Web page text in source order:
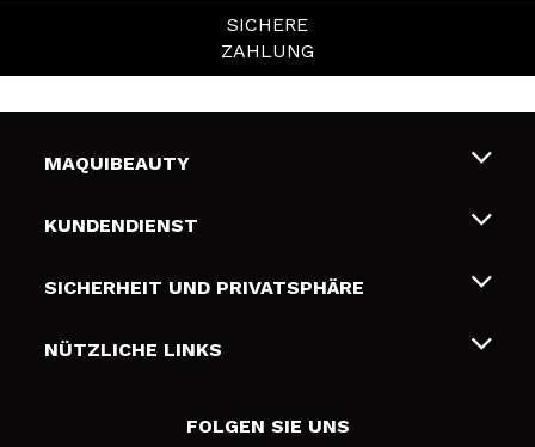
SICHERE
ZAHLUNG
MAQUIBEAUTY
Über uns
Geschenkkarten
KUNDENDIENST
Liefer- und Versandkosten
Zahlung
SICHERHEIT UND PRIVATSPHÄRE
Bedingungen und Datenschutz
NÜTZLICHE LINKS
FOLGEN SIE UNS